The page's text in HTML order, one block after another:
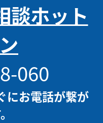
談ホット
060
にお電話が繋が